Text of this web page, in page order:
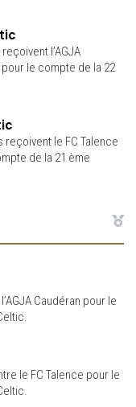
l’AGJA
le compte de la 22
reçoivent le FC Talence
de la 21 ème
Caudéran pour le
le FC Talence pour le